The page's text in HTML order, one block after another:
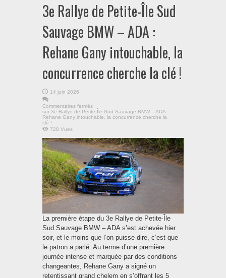
3e Rallye de Petite-Île Sud
Sauvage BMW – ADA :
Rehane Gany intouchable, la
concurrence cherche la clé !
14 juin 2026
Commentaires fermés
sur 3e Rallye de Petite-Île Sud Sauvage BMW – ADA :
Rehane Gany intouchable, la concurrence cherche la
clé !
728 Vues
La première étape du 3e Rallye de Petite-Île
Sud Sauvage BMW – ADA s’est achevée hier
soir, et le moins que l’on puisse dire, c’est que
le patron a parlé. Au terme d’une première
journée intense et marquée par des conditions
changeantes, Rehane Gany a signé un
retentissant grand chelem en s’offrant les 5